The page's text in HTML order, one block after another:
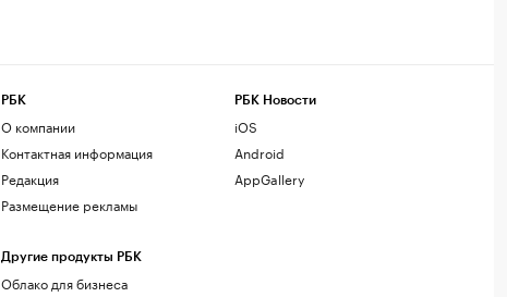
РБК
О компании
Контактная информация
Редакция
Размещение рекламы
Другие продукты РБК
Облако для бизнеса
РБК Новости
iOS
Android
AppGallery